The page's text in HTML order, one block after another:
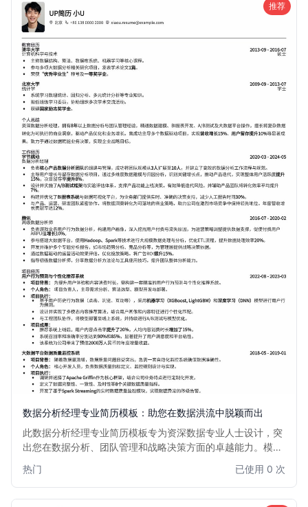
推荐
数据分析经理专业简历模板：助您在数据洪流中脱颖而出
此数据分析经理专业简历模板专为资深数据专业人士设计，突
出您在数据分析、团队管理和战略决策方面的卓越能力。模板
对数据驱动业务增长的贡献，助您轻松斩获心仪的Data
Analysis Manager职位。
热门 已使用 0 次